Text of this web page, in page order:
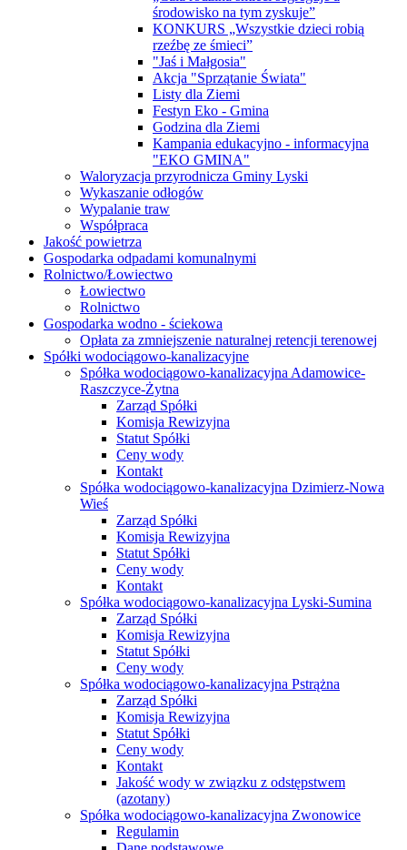
środowisko na tym zyskuje”
KONKURS „Wszystkie dzieci robią
rzeźbę ze śmieci”
"Jaś i Małgosia"
Akcja "Sprzątanie Świata"
Listy dla Ziemi
Festyn Eko - Gmina
Godzina dla Ziemi
Kampania edukacyjno - informacyjna
"EKO GMINA"
Waloryzacja przyrodnicza Gminy Lyski
Wykaszanie odłogów
Wypalanie traw
Współpraca
Jakość powietrza
Gospodarka odpadami komunalnymi
Rolnictwo/Łowiectwo
Łowiectwo
Rolnictwo
Gospodarka wodno - ściekowa
Opłata za zmniejszenie naturalnej retencji terenowej
Spółki wodociągowo-kanalizacyjne
Spółka wodociągowo-kanalizacyjna Adamowice-
Raszczyce-Żytna
Zarząd Spółki
Komisja Rewizyjna
Statut Spółki
Ceny wody
Kontakt
Spółka wodociągowo-kanalizacyjna Dzimierz-Nowa
Wieś
Zarząd Spółki
Komisja Rewizyjna
Statut Spółki
Ceny wody
Kontakt
Spółka wodociągowo-kanalizacyjna Lyski-Sumina
Zarząd Spółki
Komisja Rewizyjna
Statut Spółki
Ceny wody
Spółka wodociągowo-kanalizacyjna Pstrążna
Zarząd Spółki
Komisja Rewizyjna
Statut Spółki
Ceny wody
Kontakt
Jakość wody w związku z odstępstwem
(azotany)
Spółka wodociągowo-kanalizacyjna Zwonowice
Regulamin